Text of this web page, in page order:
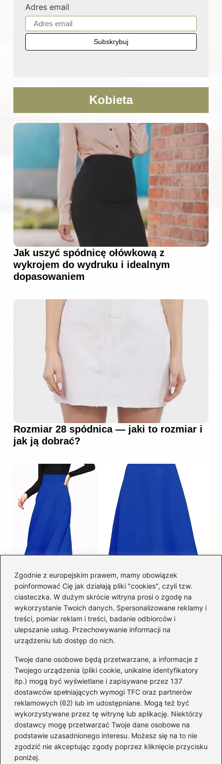
Zgodnie z europejskim prawem, mamy obowiązek
poinformować Cię jak działają pliki "cookies", czyli tzw.
ciasteczka. W dużym skrócie witryna prosi o zgodę na
wykorzystanie Twoich danych. Spersonalizowane reklamy i
treści, pomiar reklam i treści, badanie odbiorców i
ulepszanie usług. Przechowywanie informacji na
urządzeniu lub dostęp do nich.
Twoje dane osobowe będą przetwarzane, a informacje z
Twojego urządzenia (pliki cookie, unikalne identyfikatory
itp.) mogą być wyświetlane i zapisywane przez 137
dostawców spełniających wymogi TFC oraz partnerów
reklamowych (62) lub im udostępniane. Mogą też być
wykorzystywane przez tę witrynę lub aplikację. Niektórzy
dostawcy mogę przetwarzać Twoje dane osobowe na
podstawie uzasadnionego interesu. Możesz się na to nie
zgodzić nie akceptując zgody poprzez kliknięcie przycisku
poniżej.
Adres email
Kobieta
Jak uszyć spódnicę ołówkową z
wykrojem do wydruku i idealnym
dopasowaniem
Rozmiar 28 spódnica — jaki to rozmiar i
jak ją dobrać?
Łatwy sposób jak skrócić spódnicę z
półkoła w domu
Kategorie
Akcesoria(29)
Buty(221)
Dodatki(59)
Dziecko(100)
Kobieta(39)
Moda(109)
Styl(2)